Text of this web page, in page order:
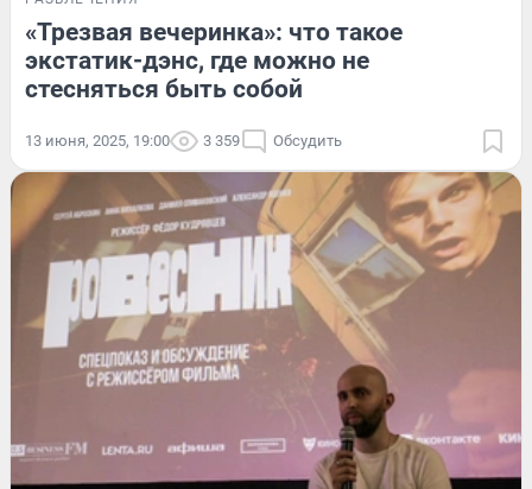
«Трезвая вечеринка»: что такое
экстатик-дэнс, где можно не
стесняться быть собой
13 июня, 2025, 19:00 3 359 Обсудить